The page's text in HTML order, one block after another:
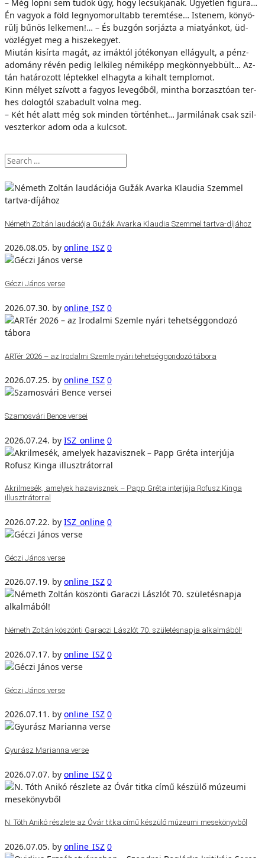
– Még lop­ni sem tu­dok úgy, hogy le­csuk­ja­nak. Ügyet­len fi­gu­ra…
Én va­gyok a föld leg­nyo­mo­rul­tabb te­rem­té­se… Is­te­nem, kö­nyö­
rülj bű­nös lelkemen!… – És buz­gón sor­jáz­ta a mi­atyán­kot, üd­
vöz­lé­gyet meg a hi­szek­egyet.
Mi­u­tán ki­sír­ta ma­gát, az imák­tól jó­té­ko­nyan el­lá­gyult, a pénz­
ado­mány ré­vén pe­dig lel­ki­leg né­mi­képp megkönnyebbült… Az­
tán ha­tá­ro­zott lép­tek­kel el­hagy­ta a ki­halt temp­lo­mot.
Kinn mé­lyet szí­vott a fa­gyos le­ve­gő­ből, mint­ha bor­zasz­tó­an ter­
hes do­log­tól sza­ba­dult vol­na meg.
– Két hét alatt még sok min­den tör­tén­het… Jarmilának csak szil­
vesz­ter­kor adom oda a kul­csot.
Németh Zoltán laudációja Gužák Avarka Klaudia Szemmel tartva-díjához
2026.08.05. by online_ISZ 0
Géczi János verse
2026.07.30. by online_ISZ 0
ARTér 2026 – az Irodalmi Szemle nyári tehetséggondozó tábora
2026.07.25. by online_ISZ 0
Szamosvári Bence versei
2026.07.24. by ISZ_online 0
Akrilmesék, amelyek hazavisznek – Papp Gréta interjúja Rofusz Kinga
illusztrátorral
2026.07.22. by ISZ_online 0
Géczi János verse
2026.07.19. by online_ISZ 0
Németh Zoltán köszönti Garaczi Lászlót 70. születésnapja alkalmából!
2026.07.17. by online_ISZ 0
Géczi János verse
2026.07.11. by online_ISZ 0
Gyurász Marianna verse
2026.07.07. by online_ISZ 0
N. Tóth Anikó részlete az Óvár titka című készülő múzeumi mesekönyvből
2026.07.05. by online_ISZ 0